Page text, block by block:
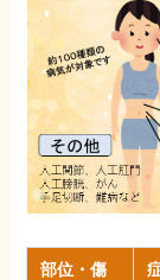
部位・傷